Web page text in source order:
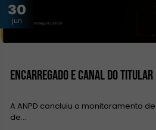
30
jun
Encarregado e canal do titular
A ANPD concluiu o monitoramento
de…